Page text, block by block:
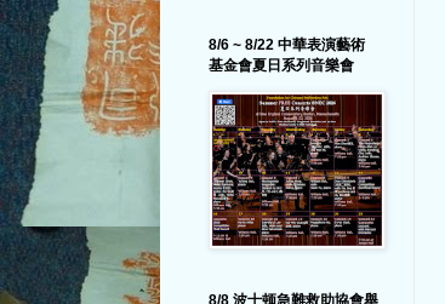
8/6 ~ 8/22 中華表演藝術
基金會夏日系列音樂會
8/8 波士顿急難救助協會舉